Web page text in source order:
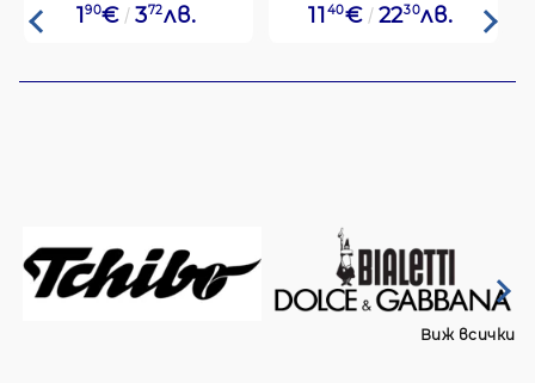
190€ 372лв. 11 40€ 2230лв.
Виж всички